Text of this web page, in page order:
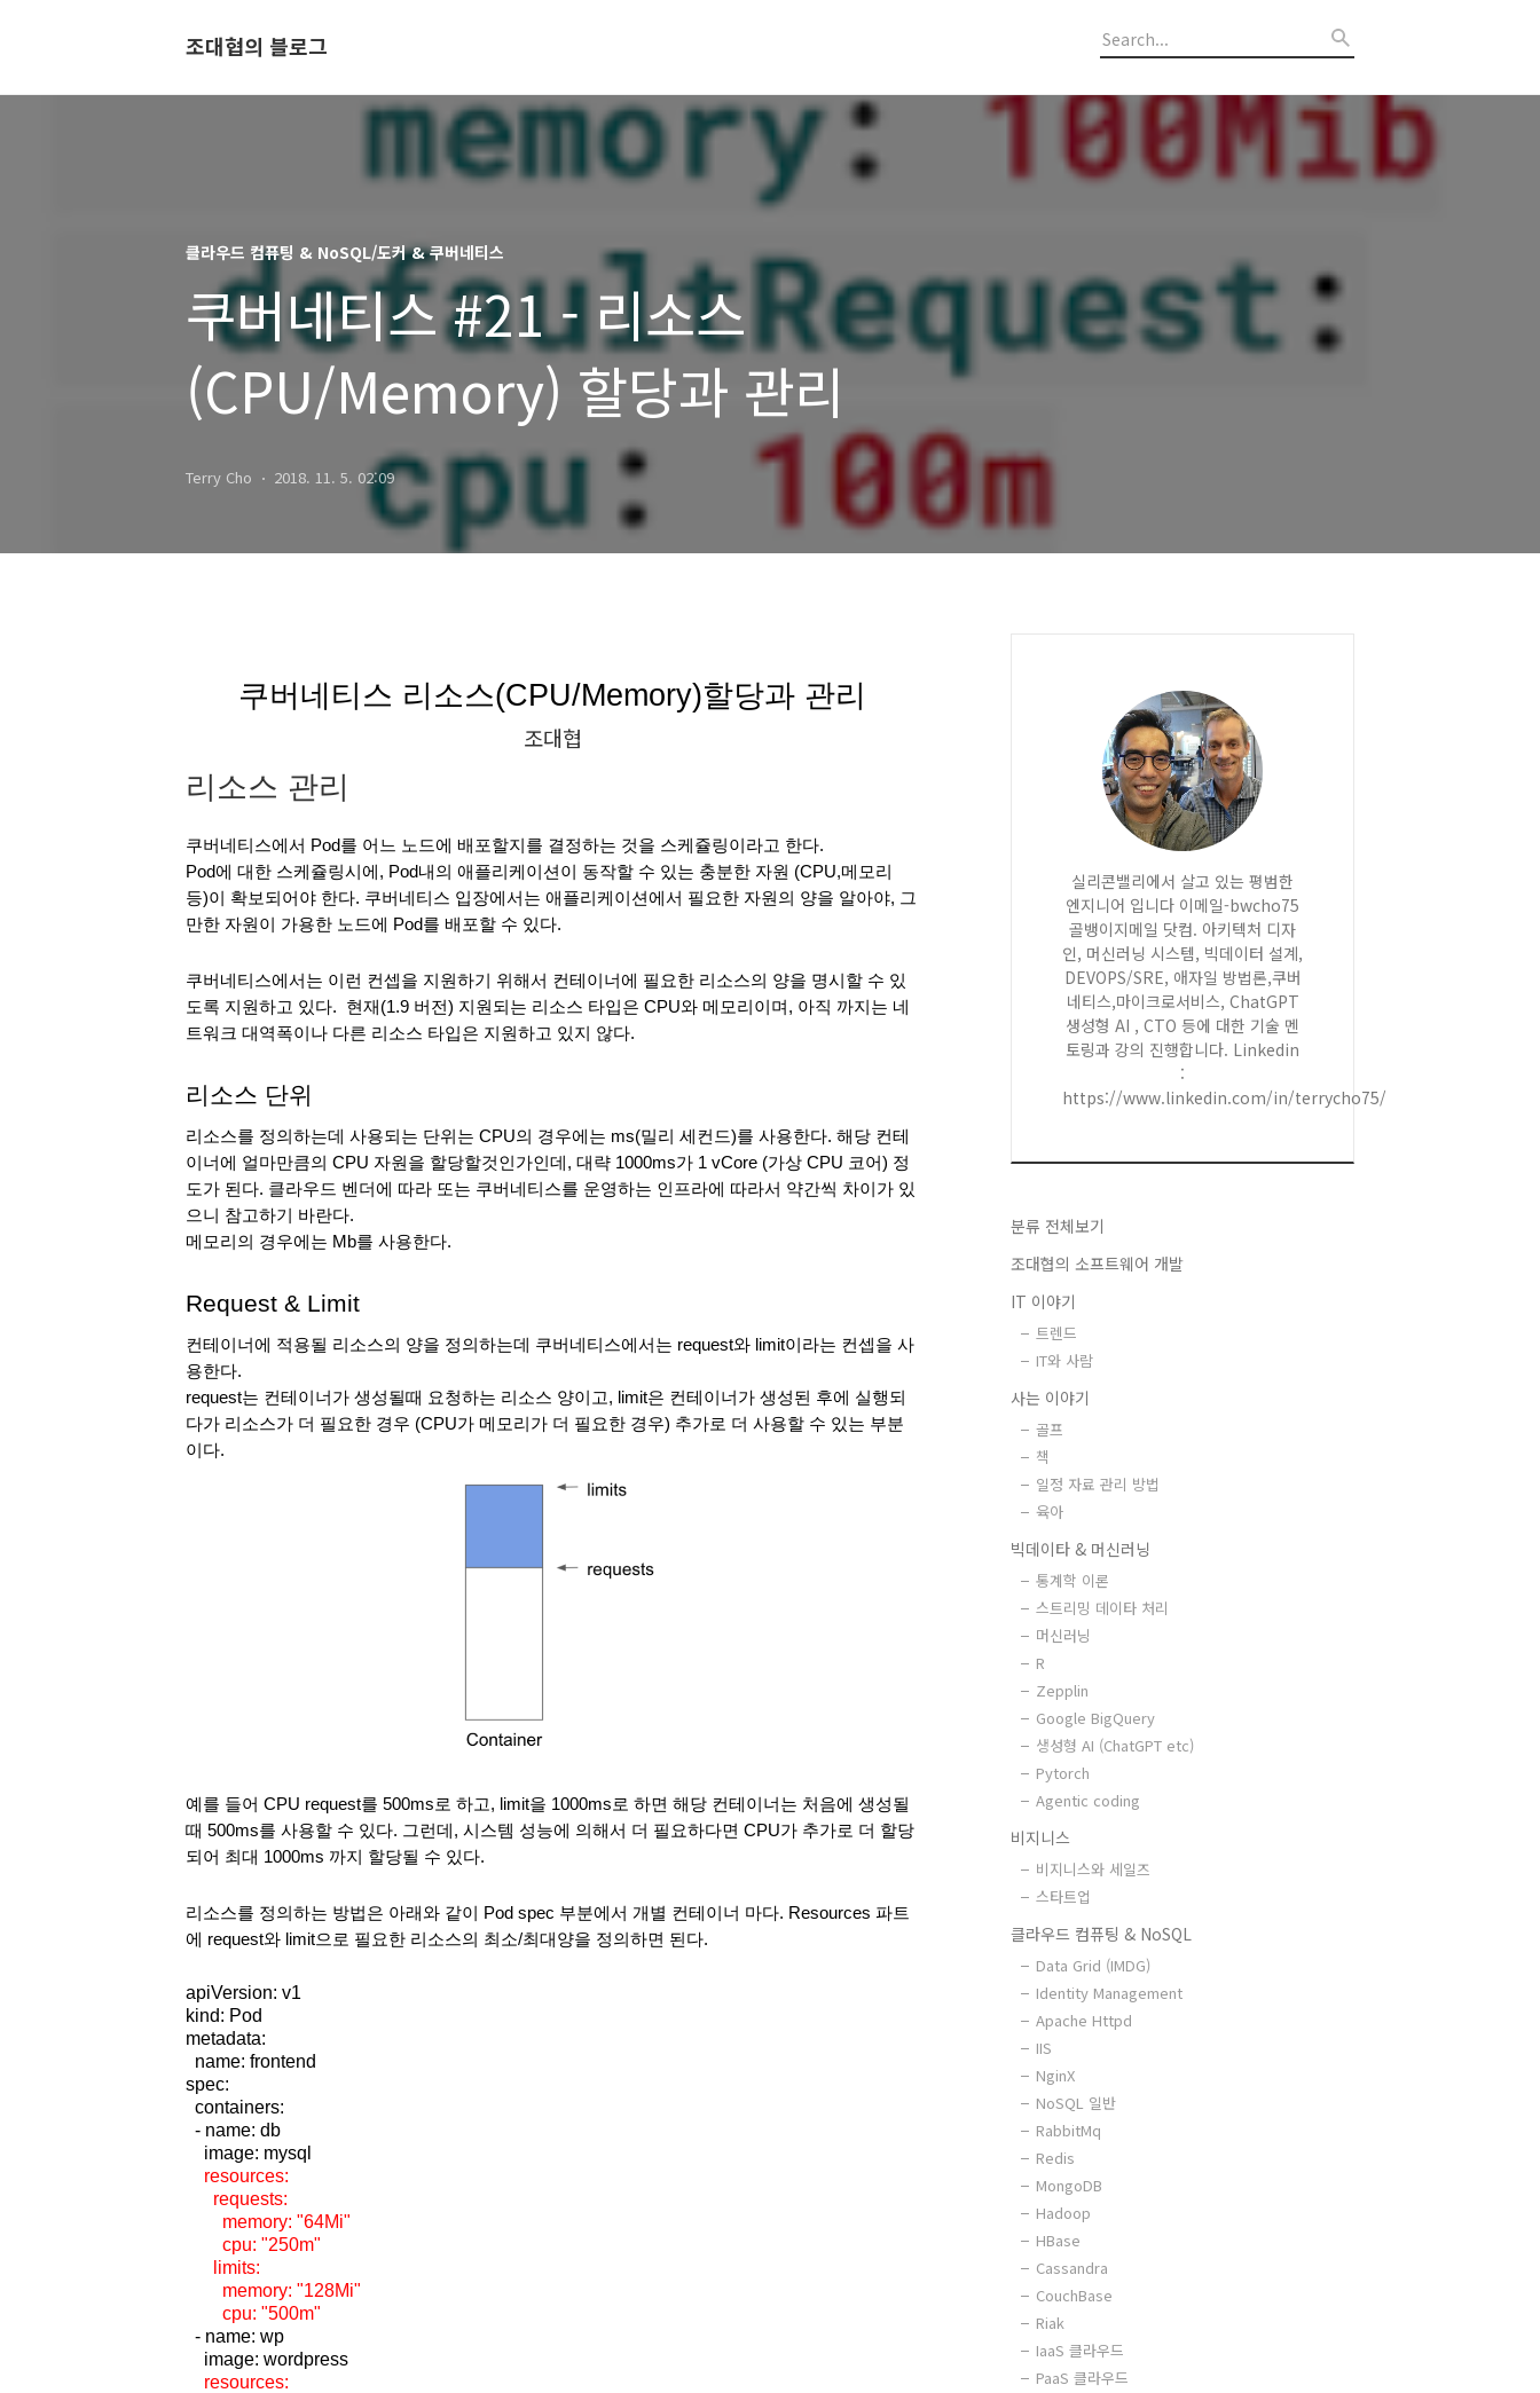
조대협의 블로그
클라우드 컴퓨팅 & NoSQL/도커 & 쿠버네티스
쿠버네티스 #21 - 리소스
(CPU/Memory) 할당과 관리
Terry Cho 2018. 11. 5. 02:09
쿠버네티스 리소스(CPU/Memory)할당과 관리
조대협
리소스 관리
쿠버네티스에서 Pod를 어느 노드에 배포할지를 결정하는 것을 스케쥴링이라고 한다.
Pod에 대한 스케쥴링시에, Pod내의 애플리케이션이 동작할 수 있는 충분한 자원 (CPU,메모리
등)이 확보되어야 한다. 쿠버네티스 입장에서는 애플리케이션에서 필요한 자원의 양을 알아야, 그
만한 자원이 가용한 노드에 Pod를 배포할 수 있다.
쿠버네티스에서는 이런 컨셉을 지원하기 위해서 컨테이너에 필요한 리소스의 양을 명시할 수 있
도록 지원하고 있다.  현재(1.9 버전) 지원되는 리소스 타입은 CPU와 메모리이며, 아직 까지는 네
트워크 대역폭이나 다른 리소스 타입은 지원하고 있지 않다.
리소스 단위
리소스를 정의하는데 사용되는 단위는 CPU의 경우에는 ms(밀리 세컨드)를 사용한다. 해당 컨테
이너에 얼마만큼의 CPU 자원을 할당할것인가인데, 대략 1000ms가 1 vCore (가상 CPU 코어) 정
도가 된다. 클라우드 벤더에 따라 또는 쿠버네티스를 운영하는 인프라에 따라서 약간씩 차이가 있
으니 참고하기 바란다.
메모리의 경우에는 Mb를 사용한다.
Request & Limit
컨테이너에 적용될 리소스의 양을 정의하는데 쿠버네티스에서는 request와 limit이라는 컨셉을 사
용한다.
request는 컨테이너가 생성될때 요청하는 리소스 양이고, limit은 컨테이너가 생성된 후에 실행되
다가 리소스가 더 필요한 경우 (CPU가 메모리가 더 필요한 경우) 추가로 더 사용할 수 있는 부분
이다.
예를 들어 CPU request를 500ms로 하고, limit을 1000ms로 하면 해당 컨테이너는 처음에 생성될
때 500ms를 사용할 수 있다. 그런데, 시스템 성능에 의해서 더 필요하다면 CPU가 추가로 더 할당
되어 최대 1000ms 까지 할당될 수 있다.
리소스를 정의하는 방법은 아래와 같이 Pod spec 부분에서 개별 컨테이너 마다. Resources 파트
에 request와 limit으로 필요한 리소스의 최소/최대양을 정의하면 된다.
apiVersion: v1
kind: Pod
metadata:
name: frontend
spec:
containers:
- name: db
image: mysql
resources:
requests:
memory: "64Mi"
cpu: "250m"
limits:
memory: "128Mi"
cpu: "500m"
- name: wp
image: wordpress
resources:
실리콘밸리에서 살고 있는 평범한
엔지니어 입니다 이메일-bwcho75
골뱅이지메일 닷컴. 아키텍처 디자
인, 머신러닝 시스템, 빅데이터 설계,
DEVOPS/SRE, 애자일 방법론,쿠버
네티스,마이크로서비스, ChatGPT
생성형 AI , CTO 등에 대한 기술 멘
토링과 강의 진행합니다. Linkedin
:
https://www.linkedin.com/in/terrycho75/
분류 전체보기
조대협의 소프트웨어 개발
IT 이야기
트렌드
IT와 사람
사는 이야기
골프
책
일정 자료 관리 방법
육아
빅데이타 & 머신러닝
통계학 이론
스트리밍 데이타 처리
머신러닝
R
Zepplin
Google BigQuery
생성형 AI (ChatGPT etc)
Pytorch
Agentic coding
비지니스
비지니스와 세일즈
스타트업
클라우드 컴퓨팅 & NoSQL
Data Grid (IMDG)
Identity Management
Apache Httpd
IIS
NginX
NoSQL 일반
RabbitMq
Redis
MongoDB
Hadoop
HBase
Cassandra
CouchBase
Riak
IaaS 클라우드
PaaS 클라우드